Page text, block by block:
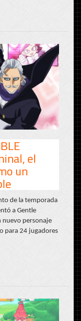
el
un
de la temporada
a Gentle
nuevo personaje
para 24 jugadores